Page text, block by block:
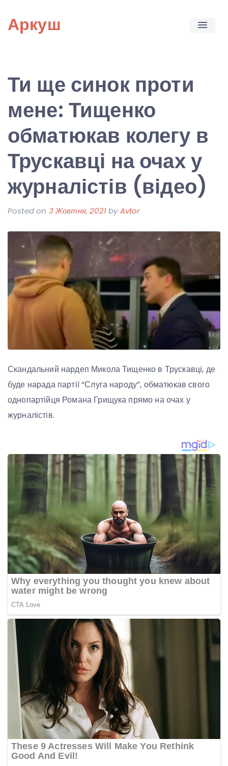
content
Аркуш
Ти ще синок проти
мене: Тищенко
обматюкав колегу в
Трускавці на очах у
журналістів (відео)
Posted on 3 Жовтня, 2021byAvtor
Скандальний нардеп Микола Тищенко в Трускавці, де
буде нарада партії “Слуга народу”, обматюкав свого
однопартійця Романа Грищука прямо на очах у
журналістів.